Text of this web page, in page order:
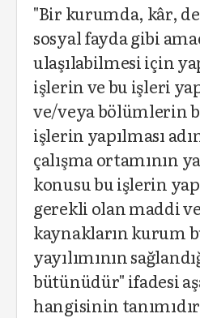
"Bir kurumda, kâr,
sosyal fayda gibi
ulaşılabilmesi için
işlerin ve bu işleri
ve/veya bölümlerin
işlerin yapılması
çalışma ortamının
konusu bu işlerin
gerekli olan maddi
kaynakların kurum
yayılımının
bütünüdür" ifadesi
hangisinin